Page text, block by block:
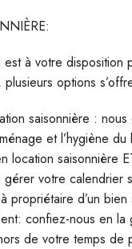
est à votre
options
saisonnière :
et l’hygiène
location saisonnière
votre calendrier
propriétaire d’un
confiez-nous en
de votre temps de